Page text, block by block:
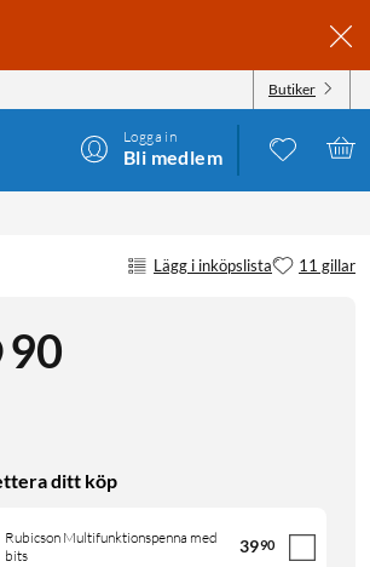
Butiker
Logga in
Bli medlem
Lägg i inköpslista 11 gillar
90
ditt köp
Rubicson Multifunktionspenna med
bits
3990